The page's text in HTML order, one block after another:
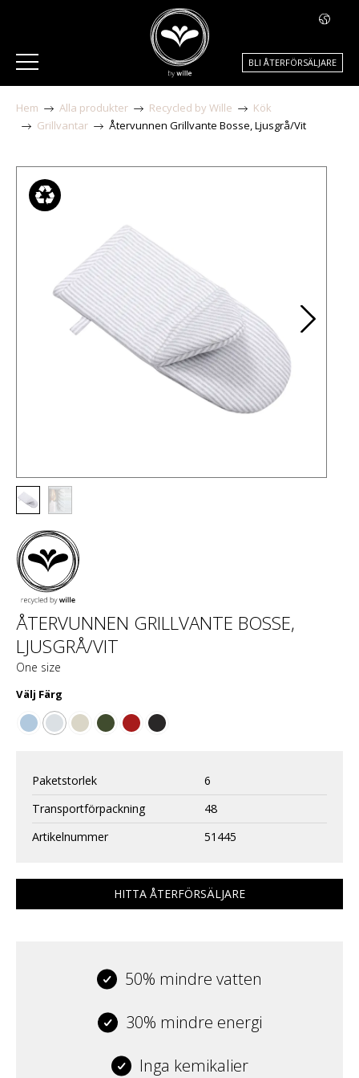
BLI ÅTERFÖRSÄLJARE
Hem Alla produkter Recycled by Wille
Kök
Grillvantar
Återvunnen Grillvante Bosse, Ljusgrå/Vit
ÅTERVUNNEN GRILLVANTE BOSSE,
LJUSGRÅ/VIT
One size
Välj Färg
Paketstorlek
6
Transportförpackning
48
Artikelnummer
51445
HITTA ÅTERFÖRSÄLJARE
50% mindre vatten
30% mindre energi
Inga kemikalier